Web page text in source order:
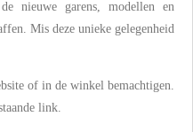
nieuwe garens, modellen en
Mis deze unieke gelegenheid
of in de winkel bemachtigen.
link.